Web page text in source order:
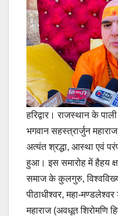
हरिद्वार। राजस्थान के
भगवान सहस्त्रार्जुन
अत्यंत श्रद्धा, आस्था एवं
हुआ। इस समारोह में हैहय
समाज के कुलगुरु,
पीठाधीश्वर, महा-
महाराज (अवधूत शिरोमणि